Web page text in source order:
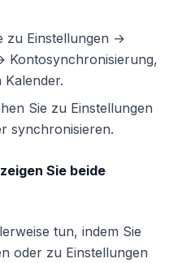
zu Einstellungen →
Kalender.
Sie zu Einstellungen
synchronisieren.
Sie beide
tun, indem Sie
oder zu Einstellungen